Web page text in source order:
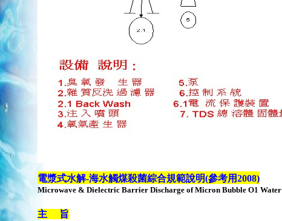
電漿式水解-海水觸煤殺菌綜合規範說明(參考用2008)
Microwave & Dielectric Barrier Discharge of Micron Bubble O1 Water
主 旨